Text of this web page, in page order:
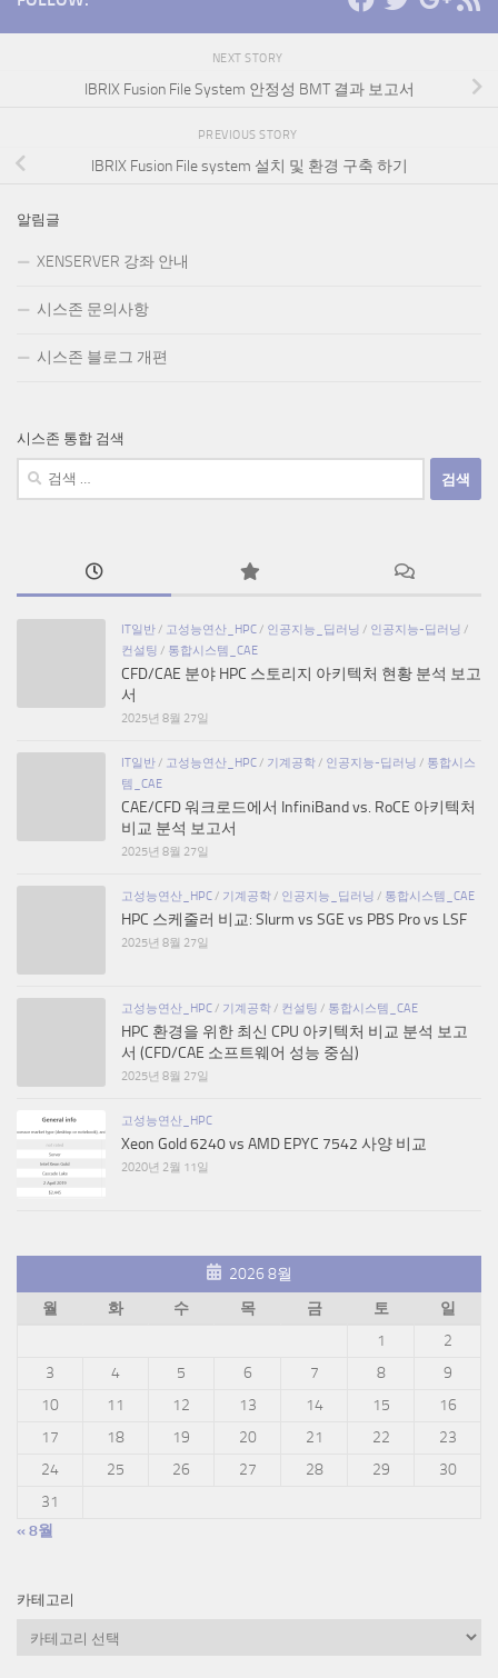
NEXT STORY
IBRIX Fusion File System 안정성 BMT 결과 보고서
PREVIOUS STORY
IBRIX Fusion File system 설치 및 환경 구축 하기
알림글
XENSERVER 강좌 안내
시스존 문의사항
시스존 블로그 개편
시스존 통합 검색
검
IT일반/ 고성능연산_HPC/ 인공지능_딥러닝 / 인공지능-딥러닝 /
컨설팅 / 통합시스템_CAE
CFD/CAE 분야 HPC 스토리지 아키텍처 현황 분석 보고
서
2025년 8월 27일
IT일반/ 고성능연산_HPC/ 기계공학/ 인공지능-딥러닝 / 통합시스
템_CAE
CAE/CFD 워크로드에서 InfiniBand vs. RoCE 아키텍처
비교 분석 보고서
2025년 8월 27일
고성능연산_HPC/ 기계공학/ 인공지능_딥러닝 / 통합시스템_CAE
HPC 스케줄러 비교: Slurm vs SGE vs PBS Pro vs LSF
2025년 8월 27일
고성능연산_HPC/ 기계공학/ 컨설팅 / 통합시스템_CAE
HPC 환경을 위한 최신 CPU 아키텍처 비교 분석 보고
서 (CFD/CAE 소프트웨어 성능 중심)
2025년 8월 27일
고성능연산_HPC
Xeon Gold 6240 vs AMD EPYC 7542 사양 비교
2020년 2월 11일
2026 8월
월
화 수 목 금 토
일
1
2
3
4 5 6 7 8
9
10
11 12 13 14 15
16
17
18 19 20 21 22
23
24
25 26 27 28 29
30
31
« 8월
카테고리